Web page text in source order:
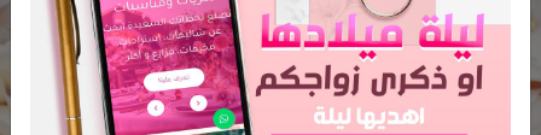
الرئيسية منسق الحفلات محمد الرحبيني